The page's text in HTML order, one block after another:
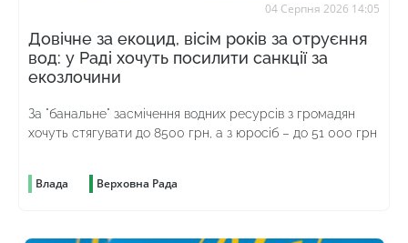
04 Серпня 2026 14:05
Довічне за екоцид, вісім років за отруєння
вод: у Раді хочуть посилити санкції за
екозлочини
За "банальне" засмічення водних ресурсів з громадян
хочуть стягувати до 8500 грн, а з юросіб – до 51 000 грн
Влада Верховна Рада